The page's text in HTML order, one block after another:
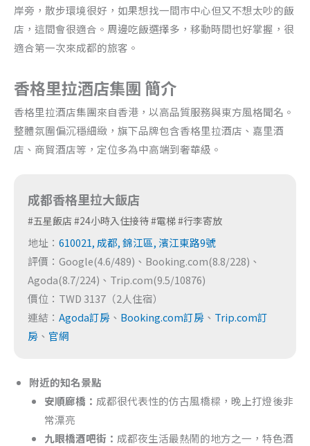
岸旁，散步環境很好，如果想找一間市中心但又不想太吵的飯
店，這間會很適合。周邊吃飯選擇多，移動時間也好掌握，很
適合第一次來成都的旅客。
香格里拉酒店集團 簡介
香格里拉酒店集團來自香港，以高品質服務與東方風格聞名。
整體氛圍偏沉穩細緻，旗下品牌包含香格里拉酒店、嘉里酒
店、商貿酒店等，定位多為中高端到奢華級。
成都香格里拉大飯店
#五星飯店 #24小時入住接待 #電梯 #行李寄放
地址： 610021, 成都, 錦江區, 濱江東路9號
評價：Google(4.6/489)、Booking.com(8.8/228)、
Agoda(8.7/224)、Trip.com(9.5/10876)
價位：TWD 3137（2人住宿）
連結： Agoda訂房 、 Booking.com訂房 、 Trip.com訂
房 、 官網
附近的知名景點
安順廊橋： 成都很代表性的仿古風橋樑，晚上打燈後非
常漂亮
九眼橋酒吧街： 成都夜生活最熱鬧的地方之一，特色酒